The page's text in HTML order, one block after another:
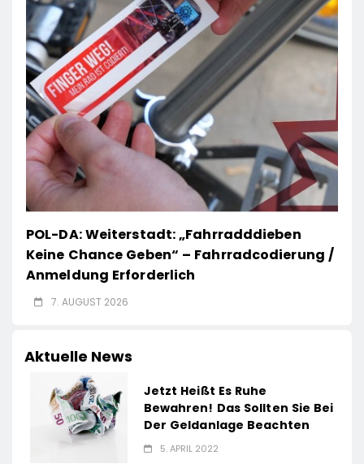
POL-DA: Weiterstadt: „Fahrradddieben
Keine Chance Geben“ – Fahrradcodierung /
Anmeldung Erforderlich
7. AUGUST 2026
Aktuelle News
Jetzt Heißt Es Ruhe
Bewahren! Das Sollten Sie Bei
Der Geldanlage Beachten
5. APRIL 2022